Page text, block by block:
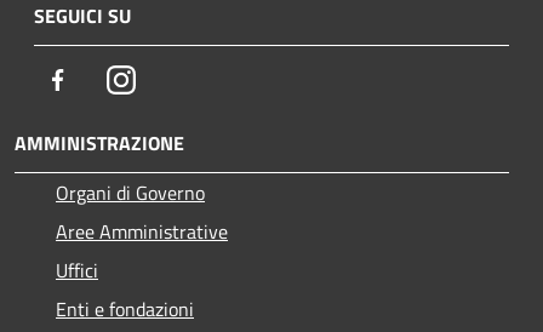
SEGUICI SU
FacebookInstagram
AMMINISTRAZIONE
Organi di Governo
Aree Amministrative
Uffici
Enti e fondazioni